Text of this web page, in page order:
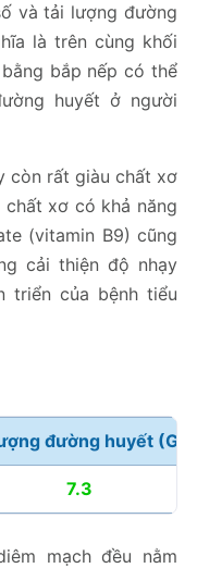
và tải lượng đường
là trên cùng khối
bắp nếp có thể
huyết ở người
còn rất giàu chất xơ
xơ có khả năng
(vitamin B9) cũng
cải thiện độ nhạy
triển của bệnh tiểu
đường huyết (GL)
7.3
mạch đều nằm